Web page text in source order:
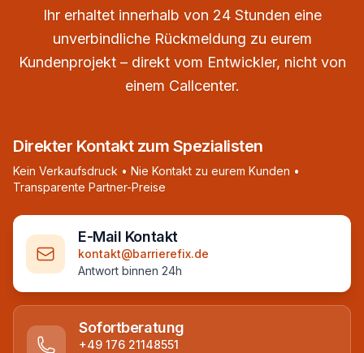
Ihr erhaltet innerhalb von 24 Stunden eine
unverbindliche Rückmeldung zu eurem
Kundenprojekt – direkt vom Entwickler, nicht von
einem Callcenter.
Direkter Kontakt zum Spezialisten
Kein Verkaufsdruck • Nie Kontakt zu eurem Kunden •
Transparente Partner-Preise
E-Mail Kontakt
kontakt@barrierefix.de
Antwort binnen 24h
Sofortberatung
+49 176 21148551